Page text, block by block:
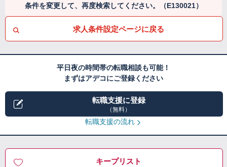
条件を変更して、再度検索してください。（E130021）
求人条件設定ページに戻る
平日夜の時間帯の転職相談も可能！
まずはアデコにご登録ください
転職支援に登録
（無料）
転職支援の流れ
キープリスト